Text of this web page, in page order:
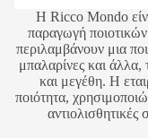
Η Ricco Mondo
παραγωγή
περιλαμβάνουν μια
μπαλαρίνες και άλλα,
και μεγέθη. Η
ποιότητα,